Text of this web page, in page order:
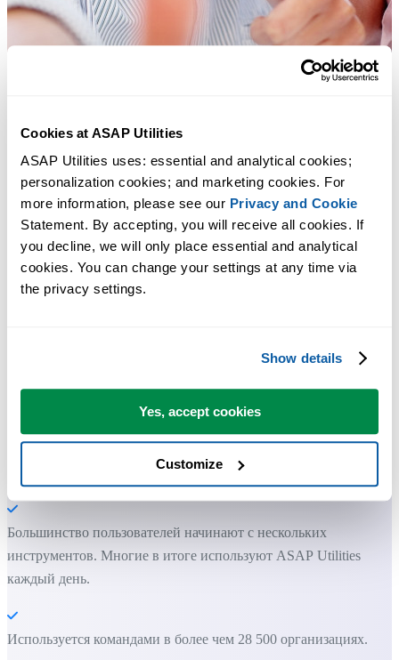
Cookies at ASAP Utilities
ASAP Utilities uses: essential and analytical cookies;
personalization cookies; and marketing cookies. For
more information, please see our Privacy and Cookie
Statement. By accepting, you will receive all cookies. If
you decline, we will only place essential and analytical
cookies. You can change your settings at any time via
the privacy settings.
Show details
Yes, accept cookies
Customize
Практичные инструменты, которых многим пользователям
Экономьте время в Excel. Это просто.
ASAP Utilities помогает экономить время и делать то, что
невозможно сделать только средствами Excel.
Вы можете начать работу сразу. Обучение не требуется.
Большинство пользователей начинают с нескольких
инструментов. Многие в итоге используют ASAP Utilities
каждый день.
Используется командами в более чем 28 500 организациях.